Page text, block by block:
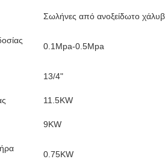
Σωλήνες από ανοξείδωτο
0.1Mpa-0.5Mpa
13/4"
11.5KW
9KW
0.75KW